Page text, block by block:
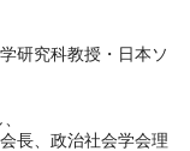
研究科教授・日本ソ
長、政治社会学会理